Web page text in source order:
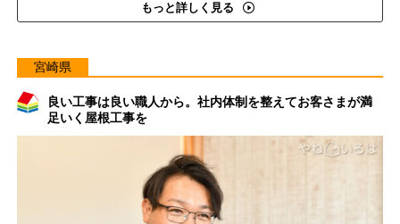
もっと詳しく見る
宮崎県
良い工事は良い職人から。社内体制を整えてお客さまが満
足いく屋根工事を